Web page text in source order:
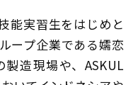
能実習生をはじめと
ープ企業である嬬恋
造現場や、ASKUL